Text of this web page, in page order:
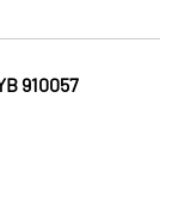
910057